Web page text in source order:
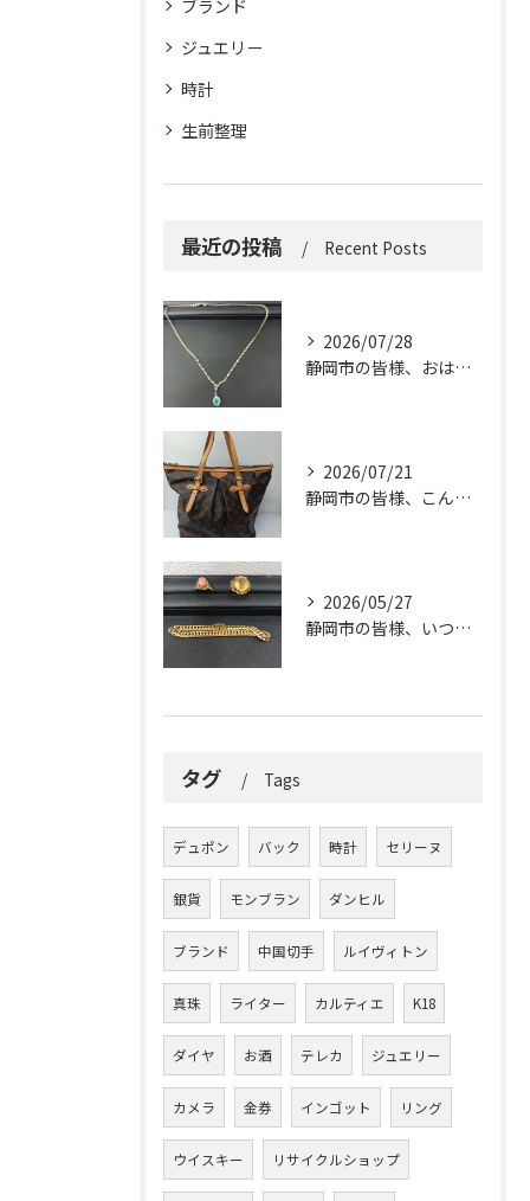
ブランド
ジュエリー
時計
生前整理
最近の投稿 Recent Posts
2026/07/28
静岡市の皆様、おはようございます。
2026/07/21
静岡市の皆様、こんにちは！
2026/05/27
静岡市の皆様、いつも大変お世話になっております。
タグ Tags
デュポン バック 時計 セリーヌ
銀貨 モンブラン ダンヒル
ブランド 中国切手 ルイヴィトン
真珠 ライター カルティエ K18
ダイヤ お酒 テレカ ジュエリー
カメラ 金券 インゴット リング
ウイスキー リサイクルショップ